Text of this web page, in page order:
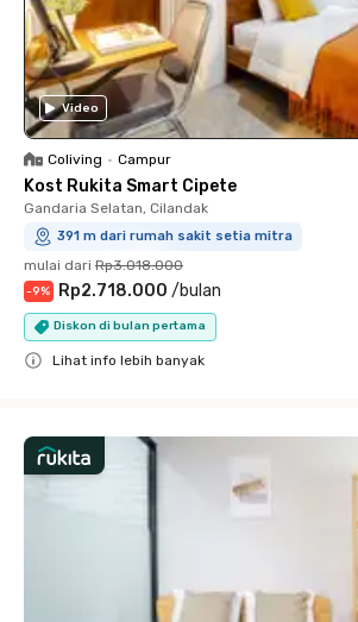
Video
Coliving • Campur
Kost Rukita Smart Cipete
Gandaria Selatan, Cilandak
391 m dari rumah sakit setia mitra
mulai dari Rp3.018.000
-9% Rp2.718.000 /bulan
Diskon di bulan pertama
Lihat info lebih banyak